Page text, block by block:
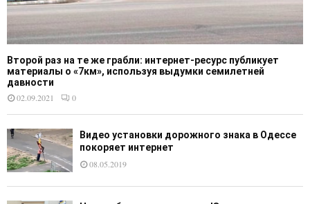
Второй раз на те же грабли: интернет-ресурс публикует
материалы о «7км», используя выдумки семилетней
давности
02.09.2021
0
Видео установки дорожного знака в Одессе
покоряет интернет
08.05.2019